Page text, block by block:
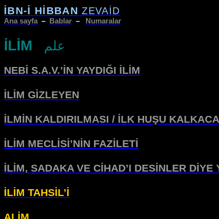
İBN-İ HİBBAN ZEVAİD
Ana sayfa – Bablar – Numaralar
İLİM علم
NEBİ S.A.V.’İN YAYDIĞI İLİM
İLİM GİZLEYEN
İLMİN KALDIRILMASI / İLK HUŞU
İLİM MECLİSİ’NİN FAZİLETİ
İLİM, SADAKA VE CİHAD’I DESİNLER DİYE
İLİM TAHSİL’İ